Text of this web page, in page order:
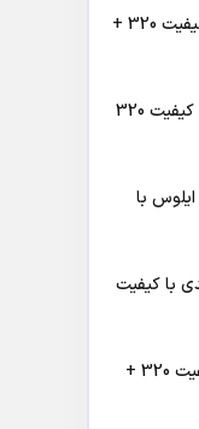
دانلود آهنگ داشی از عرفان با کیفیت 320 +
دانلود آهنگ سیجل از سوگند با کیفیت 320
با
با کیفیت
دانلود آهنگ مرغوب از نوا با کیفیت 320 +